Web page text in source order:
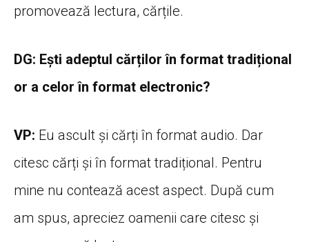
promovează lectura, cărțile.
DG: Ești adeptul cărților în format tradițional
or a celor în format electronic?
VP: Eu ascult și cărți în format audio. Dar
citesc cărți și în format tradițional. Pentru
mine nu contează acest aspect. După cum
am spus, apreciez oamenii care citesc și